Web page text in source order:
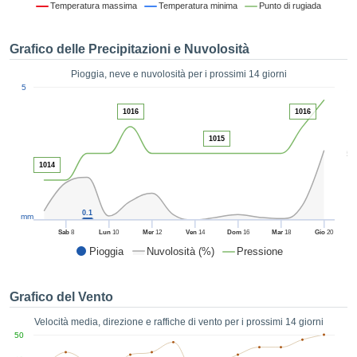
simili,
per
senza
clic sul
IMPOSTAZIONI
Temperatura massima Temperatura minima Punto di rugiada
Grafico delle Precipitazioni e Nuvolosità
Pioggia, neve e nuvolosità per i prossimi 14 giorni
Pioggia Nuvolosità (%) Pressione
50
Sab8 Lun 10 Mer12 Ven14 Dom16 Mar18 Gio 20
5
mm 0.1
1014
1016
1015
1016
Grafico del Vento
Velocità media, direzione e raffiche di vento per i prossimi 14 giorni
50